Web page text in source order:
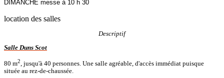
DIMANCHE messe à 10 h 30
location des salles
Descriptif
Salle Duns Scot
80 m2, jusqu'à 40 personnes. Une salle agréable, d'accès immédiat puisque
située au rez-de-chaussée.